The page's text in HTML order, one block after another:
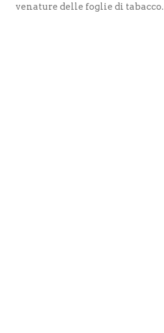
venature delle foglie di tabacco.